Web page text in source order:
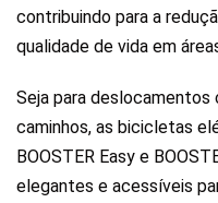
contribuindo para a
qualidade de vida em
Seja para deslocamentos
caminhos, as bicicletas
BOOSTER Easy e
elegantes e acessíveis